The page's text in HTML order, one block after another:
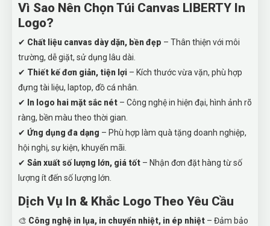
Vì Sao Nên Chọn Túi Canvas LIBERTY In
Logo?
✔ Chất liệu canvas dày dặn, bền đẹp – Thân thiện với môi
trường, dễ giặt, sử dụng lâu dài.
✔ Thiết kế đơn giản, tiện lợi – Kích thước vừa vặn, phù hợp
đựng tài liệu, laptop, đồ cá nhân.
✔
In logo hai mặt sắc nét – Công nghệ in hiện đại, hình ảnh rõ
ràng, bền màu theo thời gian.
✔ Ứng dụng đa dạng – Phù hợp làm quà tặng doanh nghiệp,
hội nghị, sự kiện, khuyến mãi.
✔ Sản xuất số lượng lớn, giá tốt – Nhận đơn đặt hàng từ số
lượng ít đến số lượng lớn.
Dịch Vụ In & Khắc Logo Theo Yêu Cầu
🎨 Công nghệ in lụa, in chuyển nhiệt, in ép nhiệt – Đảm bảo